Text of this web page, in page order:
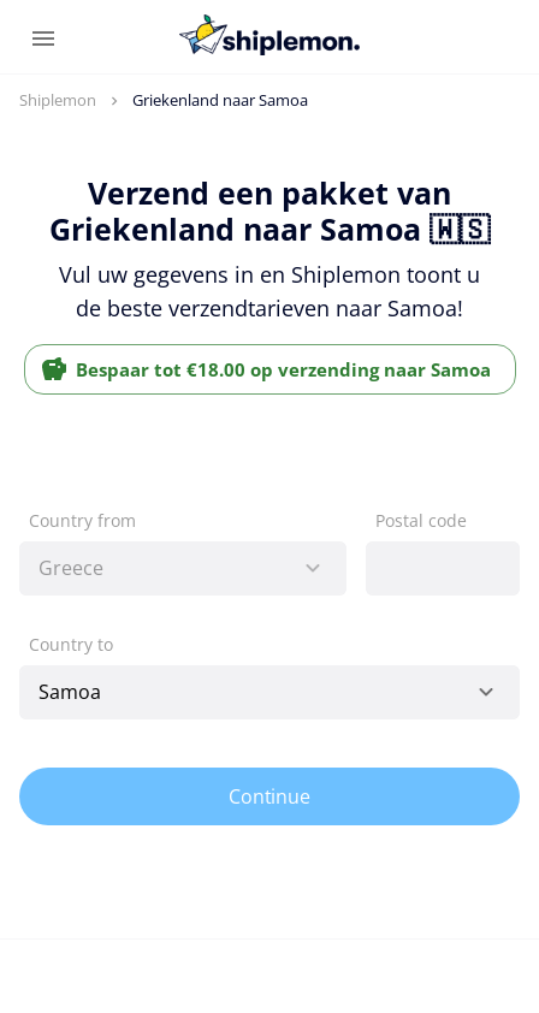
Shiplemon Griekenland naar Samoa
Verzend een pakket van
Griekenland naar Samoa 🇼🇸
Vul uw gegevens in en Shiplemon toont u
de beste verzendtarieven naar Samoa!
Bespaar tot €18.00 op verzending naar Samoa
Country from Postal code
Country to
Continue